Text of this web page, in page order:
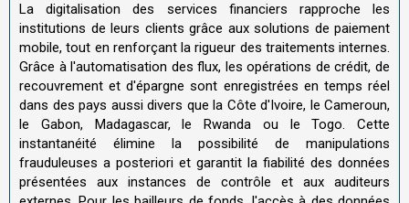
La digitalisation des services financiers rapproche les
institutions de leurs clients grâce aux solutions de paiement
mobile, tout en renforçant la rigueur des traitements internes.
Grâce à l'automatisation des flux, les opérations de crédit, de
recouvrement et d'épargne sont enregistrées en temps réel
dans des pays aussi divers que la Côte d'Ivoire, le Cameroun,
le Gabon, Madagascar, le Rwanda ou le Togo. Cette
instantanéité élimine la possibilité de manipulations
frauduleuses a posteriori et garantit la fiabilité des données
présentées aux instances de contrôle et aux auditeurs